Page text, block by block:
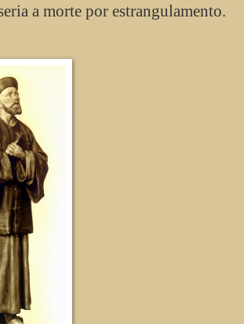
a morte por estrangulamento.